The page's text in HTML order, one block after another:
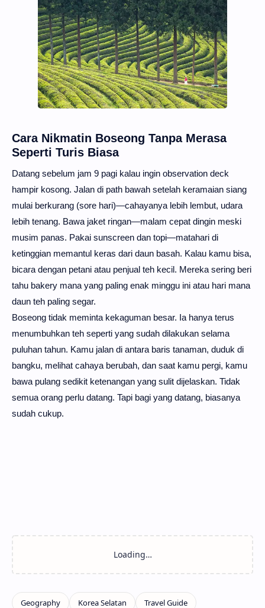
Cara Nikmatin Boseong Tanpa Merasa
Seperti Turis Biasa
Datang sebelum jam 9 pagi kalau ingin observation deck
hampir kosong. Jalan di path bawah setelah keramaian siang
mulai berkurang (sore hari)—cahayanya lebih lembut, udara
lebih tenang. Bawa jaket ringan—malam cepat dingin meski
musim panas. Pakai sunscreen dan topi—matahari di
ketinggian memantul keras dari daun basah. Kalau kamu bisa,
bicara dengan petani atau penjual teh kecil. Mereka sering beri
tahu bakery mana yang paling enak minggu ini atau hari mana
daun teh paling segar.
Boseong tidak meminta kekaguman besar. Ia hanya terus
menumbuhkan teh seperti yang sudah dilakukan selama
puluhan tahun. Kamu jalan di antara baris tanaman, duduk di
bangku, melihat cahaya berubah, dan saat kamu pergi, kamu
bawa pulang sedikit ketenangan yang sulit dijelaskan. Tidak
semua orang perlu datang. Tapi bagi yang datang, biasanya
sudah cukup.